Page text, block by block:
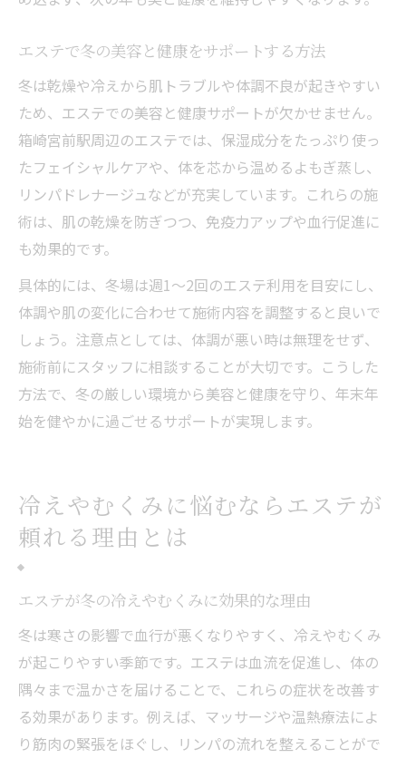
エステで冬の美容と健康をサポートする方法
冬は乾燥や冷えから肌トラブルや体調不良が起きやすい
ため、エステでの美容と健康サポートが欠かせません。
箱崎宮前駅周辺のエステでは、保湿成分をたっぷり使っ
たフェイシャルケアや、体を芯から温めるよもぎ蒸し、
リンパドレナージュなどが充実しています。これらの施
術は、肌の乾燥を防ぎつつ、免疫力アップや血行促進に
も効果的です。
具体的には、冬場は週1～2回のエステ利用を目安にし、
体調や肌の変化に合わせて施術内容を調整すると良いで
しょう。注意点としては、体調が悪い時は無理をせず、
施術前にスタッフに相談することが大切です。こうした
方法で、冬の厳しい環境から美容と健康を守り、年末年
始を健やかに過ごせるサポートが実現します。
冷えやむくみに悩むならエステが
頼れる理由とは
エステが冬の冷えやむくみに効果的な理由
冬は寒さの影響で血行が悪くなりやすく、冷えやむくみ
が起こりやすい季節です。エステは血流を促進し、体の
隅々まで温かさを届けることで、これらの症状を改善す
る効果があります。例えば、マッサージや温熱療法によ
り筋肉の緊張をほぐし、リンパの流れを整えることがで